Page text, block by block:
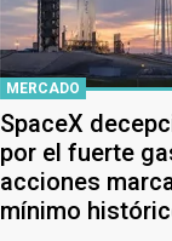
MERCADO
SpaceX
por el fuerte
acciones
mínimo